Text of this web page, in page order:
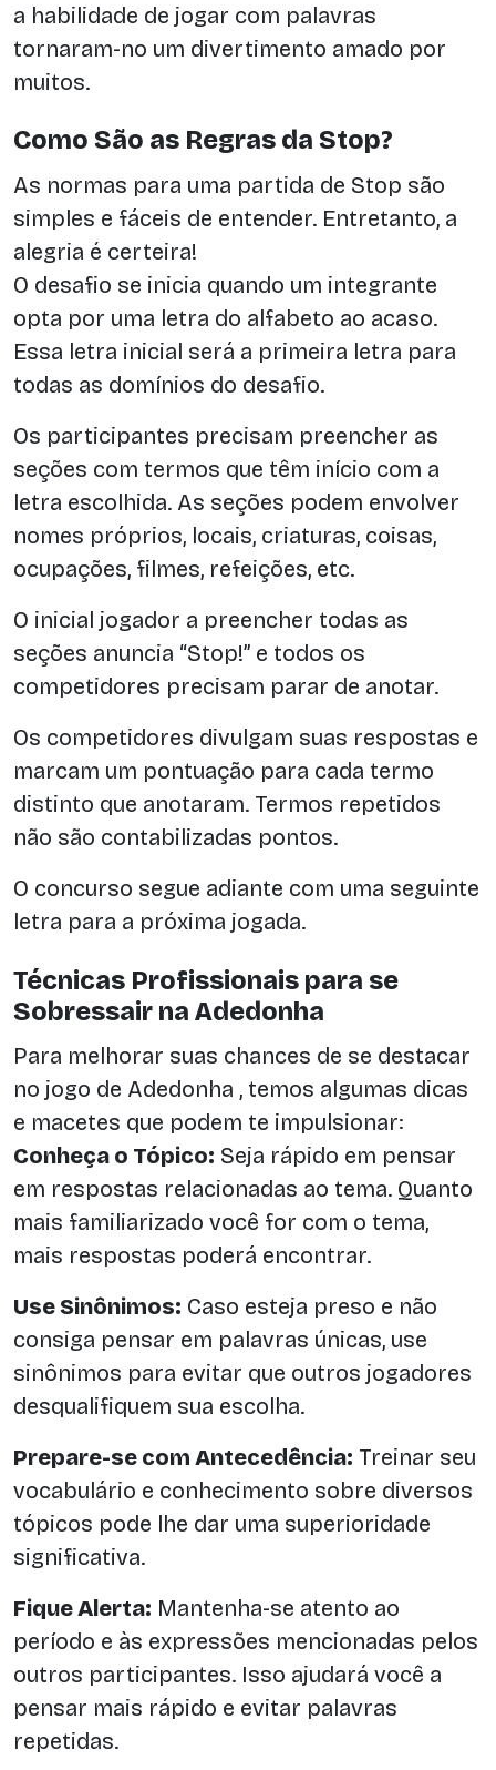
a habilidade de jogar com palavras
tornaram-no um divertimento amado por
muitos.
Como São as Regras da Stop?
As normas para uma partida de Stop são
simples e fáceis de entender. Entretanto, a
alegria é certeira!
O desafio se inicia quando um integrante
opta por uma letra do alfabeto ao acaso.
Essa letra inicial será a primeira letra para
todas as domínios do desafio.
Os participantes precisam preencher as
seções com termos que têm início com a
letra escolhida. As seções podem envolver
nomes próprios, locais, criaturas, coisas,
ocupações, filmes, refeições, etc.
O inicial jogador a preencher todas as
seções anuncia “Stop!” e todos os
competidores precisam parar de anotar.
Os competidores divulgam suas respostas e
marcam um pontuação para cada termo
distinto que anotaram. Termos repetidos
não são contabilizadas pontos.
O concurso segue adiante com uma seguinte
letra para a próxima jogada.
Técnicas Profissionais para se
Sobressair na Adedonha
Para melhorar suas chances de se destacar
no jogo de Adedonha , temos algumas dicas
e macetes que podem te impulsionar:
Conheça o Tópico: Seja rápido em pensar
em respostas relacionadas ao tema. Quanto
mais familiarizado você for com o tema,
mais respostas poderá encontrar.
Use Sinônimos: Caso esteja preso e não
consiga pensar em palavras únicas, use
sinônimos para evitar que outros jogadores
desqualifiquem sua escolha.
Prepare-se com Antecedência: Treinar seu
vocabulário e conhecimento sobre diversos
tópicos pode lhe dar uma superioridade
significativa.
Fique Alerta: Mantenha-se atento ao
período e às expressões mencionadas pelos
outros participantes. Isso ajudará você a
pensar mais rápido e evitar palavras
repetidas.